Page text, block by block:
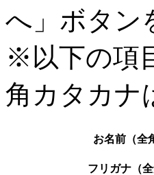
へ」ボタン
※以下の項
角カタカナ
お名前（全
フリガナ（全